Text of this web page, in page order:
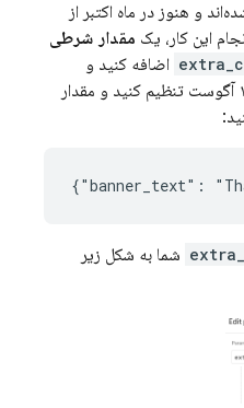
و هنوز در ماه اکتبر از
این کار، یک مقدار شرطی
اضافه کنید و
را بین ۱ جولای و ۱ آگوست تنظیم کنید و مقدار
شما به شکل زیر